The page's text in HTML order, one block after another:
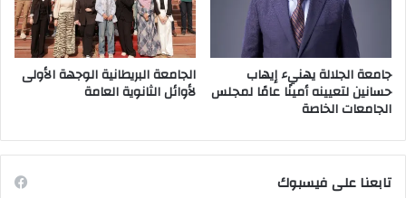
جامعة الجلالة يهنيء إيهاب
حسانين لتعيينه أمينًا عامًا لمجلس
الجامعات الخاصة
الجامعة البريطانية الوجهة الأولى
لأوائل الثانوية العامة
تابعنا على فيسبوك